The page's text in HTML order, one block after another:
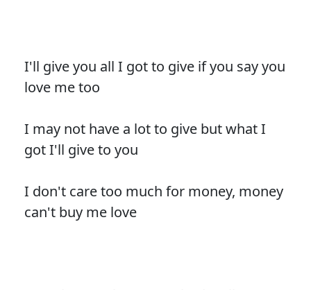
I'll give you all I got to give if you say you
love me too
I may not have a lot to give but what I
got I'll give to you
I don't care too much for money, money
can't buy me love